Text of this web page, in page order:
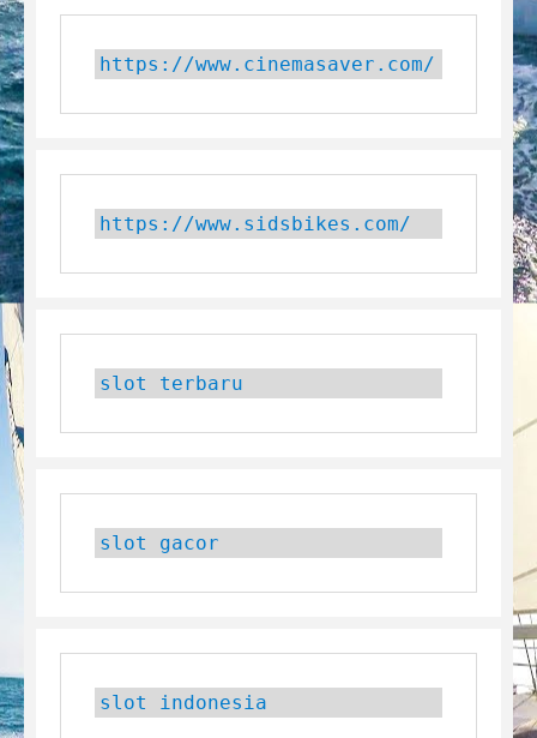
https://www.cinemasaver.com/
https://www.sidsbikes.com/
slot terbaru
slot gacor
slot indonesia